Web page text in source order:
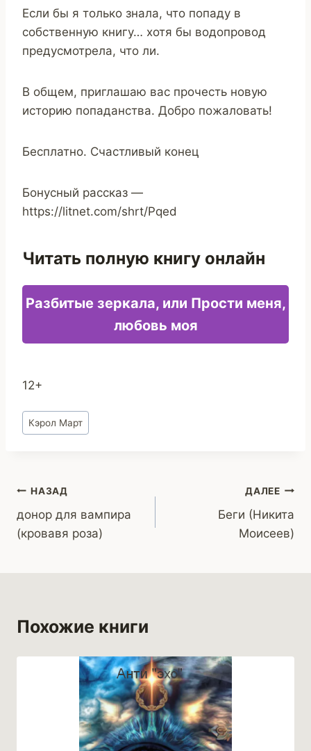
Если бы я только знала, что попаду в
собственную книгу… хотя бы водопровод
предусмотрела, что ли.
В общем, приглашаю вас прочесть новую
историю попаданства. Добро пожаловать!
Бесплатно. Счастливый конец
Бонусный рассказ —
https://litnet.com/shrt/Pqed
Читать полную книгу онлайн
Разбитые зеркала, или Прости меня,
любовь моя
12+
Метки
записи:
Кэрол Март
Навигация
по
записям
НАЗАД
донор для вампира
(кровавя роза)
ДАЛЕЕ
Беги (Никита
Моисеев)
Похожие книги